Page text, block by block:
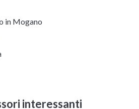
in Mogano
interessanti